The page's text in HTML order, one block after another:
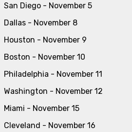
San Diego - November 5
Dallas - November 8
Houston - November 9
Boston - November 10
Philadelphia - November 11
Washington - November 12
Miami - November 15
Cleveland - November 16